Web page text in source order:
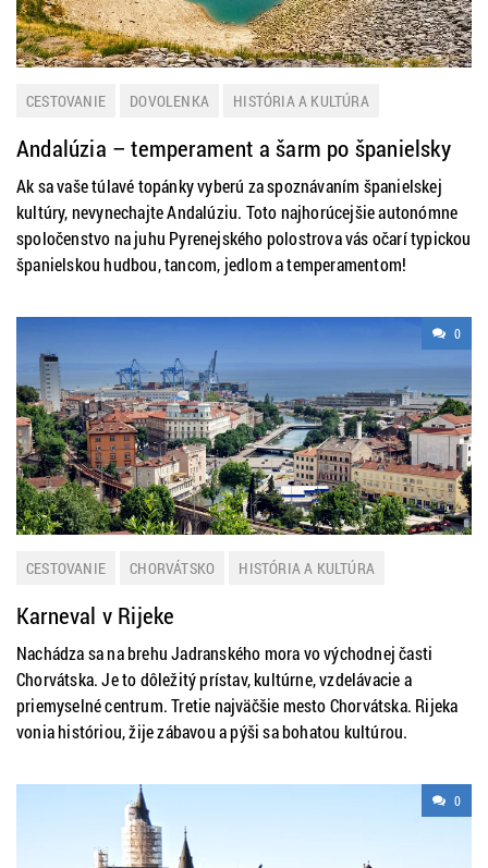
CESTOVANIE DOVOLENKA
HISTÓRIA A KULTÚRA
ŠPANIELSKO
Andalúzia – temperament a šarm po španielsky
Ak sa vaše túlavé topánky vyberú za spoznávaním španielskej
kultúry, nevynechajte Andalúziu. Toto najhorúcejšie autonómne
spoločenstvo na juhu Pyrenejského polostrova vás očarí typickou
španielskou hudbou, tancom, jedlom a temperamentom!
0
CESTOVANIE CHORVÁTSKO
HISTÓRIA A KULTÚRA
TIP NA VÝLET
Karneval v Rijeke
Nachádza sa na brehu Jadranského mora vo východnej časti
Chorvátska. Je to dôležitý prístav, kultúrne, vzdelávacie a
priemyselné centrum. Tretie najväčšie mesto Chorvátska. Rijeka
vonia históriou, žije zábavou a pýši sa bohatou kultúrou.
0